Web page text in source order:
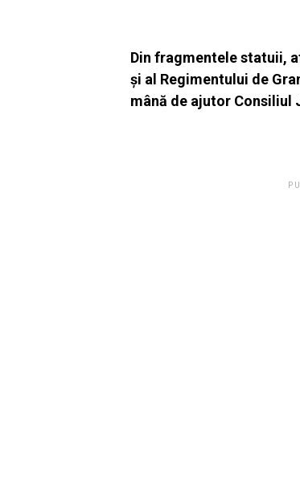
Din fragmentele statuii,
și al Regimentului de
mână de ajutor Consiliul